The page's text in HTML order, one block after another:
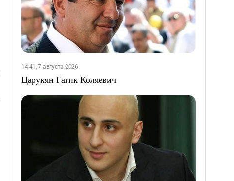
14:41, 7 августа 2026
Царукян Гагик Коляевич